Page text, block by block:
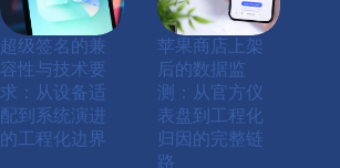
超级签名的兼
容性与技术要
求：从设备适
配到系统演进
的工程化边界
苹果商店上架
后的数据监
测：从官方仪
表盘到工程化
归因的完整链
路